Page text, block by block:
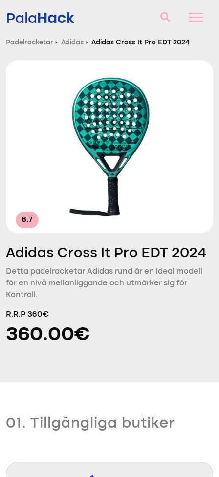
PalaHack
Frågor och svar
Komparator
Padelracketar › Adidas › Adidas Cross It Pro EDT 2024
8.7
Adidas Cross It Pro EDT 2024
Detta padelracketar Adidas rund är en ideal modell
för en nivå mellanliggande och utmärker sig för
Kontroll.
R.R.P 360€
360.00€
01. Tillgängliga butiker